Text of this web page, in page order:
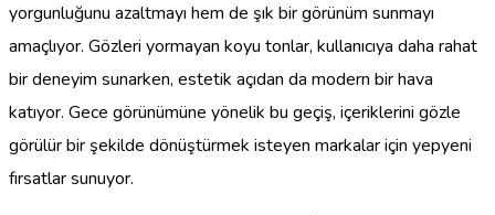
yorgunluğunu azaltmayı hem de şık bir görünüm sunmayı
amaçlıyor. Gözleri yormayan koyu tonlar, kullanıcıya daha rahat
bir deneyim sunarken, estetik açıdan da modern bir hava
katıyor. Gece görünümüne yönelik bu geçiş, içeriklerini gözle
görülür bir şekilde dönüştürmek isteyen markalar için yepyeni
fırsatlar sunuyor.